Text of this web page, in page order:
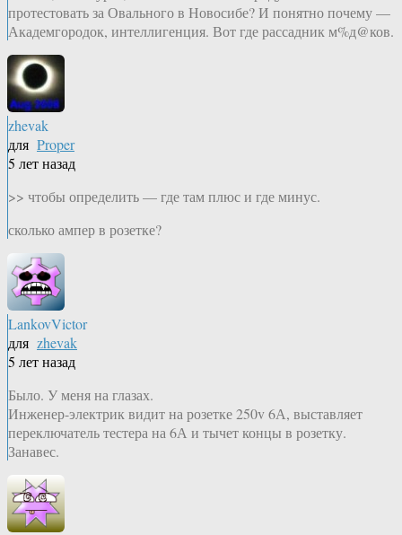
протестовать за Овального в Новосибе? И понятно почему —
Академгородок, интеллигенция. Вот где рассадник м%д@ков.
zhevak
для Proper
5 лет назад
>> чтобы определить — где там плюс и где минус.
сколько ампер в розетке?
LankovVictor
для zhevak
5 лет назад
Было. У меня на глазах.
Инженер-электрик видит на розетке 250v 6А, выставляет
переключатель тестера на 6А и тычет концы в розетку.
Занавес.